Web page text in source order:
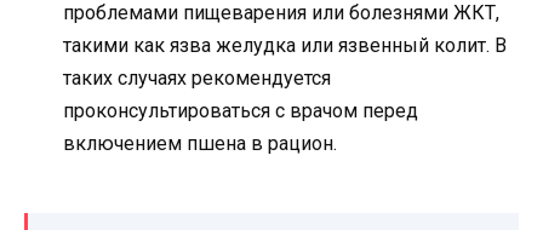
проблемами пищеварения или болезнями ЖКТ,
такими как язва желудка или язвенный колит. В
таких случаях рекомендуется
проконсультироваться с врачом перед
включением пшена в рацион.